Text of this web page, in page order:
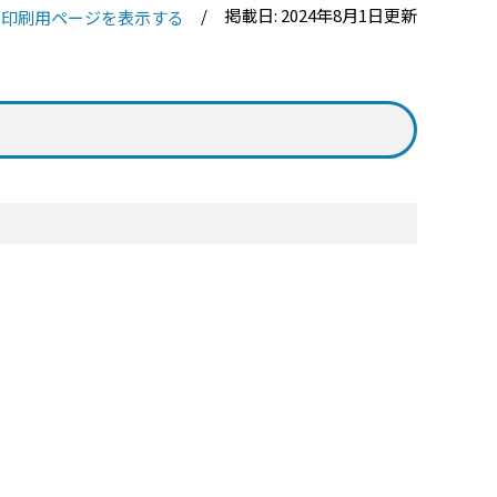
印刷用ページを表示する 掲載日: 2024年8月1日更新